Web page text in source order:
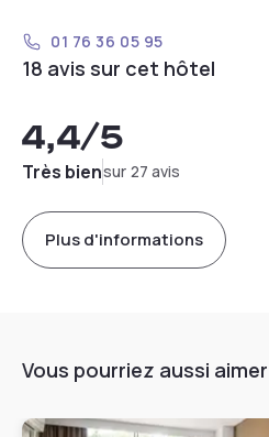
01 76 36 05 95
18 avis sur cet hôtel
4,4/5
Très biensur 27 avis
Plus d'informations
Vous pourriez aussi aimer